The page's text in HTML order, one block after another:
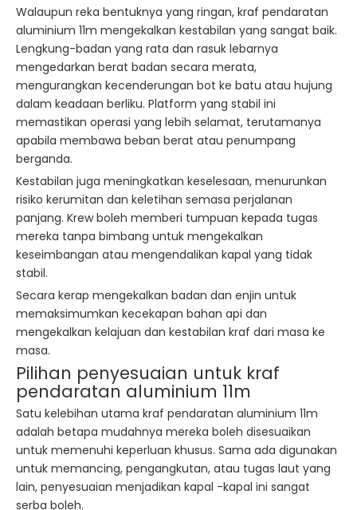
Walaupun reka bentuknya yang ringan, kraf pendaratan
aluminium 11m mengekalkan kestabilan yang sangat baik.
Lengkung-badan yang rata dan rasuk lebarnya
mengedarkan berat badan secara merata,
mengurangkan kecenderungan bot ke batu atau hujung
dalam keadaan berliku. Platform yang stabil ini
memastikan operasi yang lebih selamat, terutamanya
apabila membawa beban berat atau penumpang
berganda.
Kestabilan juga meningkatkan keselesaan, menurunkan
risiko kerumitan dan keletihan semasa perjalanan
panjang. Krew boleh memberi tumpuan kepada tugas
mereka tanpa bimbang untuk mengekalkan
keseimbangan atau mengendalikan kapal yang tidak
stabil.
Secara kerap mengekalkan badan dan enjin untuk
memaksimumkan kecekapan bahan api dan
mengekalkan kelajuan dan kestabilan kraf dari masa ke
masa.
Pilihan penyesuaian untuk kraf
pendaratan aluminium 11m
Satu kelebihan utama kraf pendaratan aluminium 11m
adalah betapa mudahnya mereka boleh disesuaikan
untuk memenuhi keperluan khusus. Sama ada digunakan
untuk memancing, pengangkutan, atau tugas laut yang
lain, penyesuaian menjadikan kapal -kapal ini sangat
serba boleh.